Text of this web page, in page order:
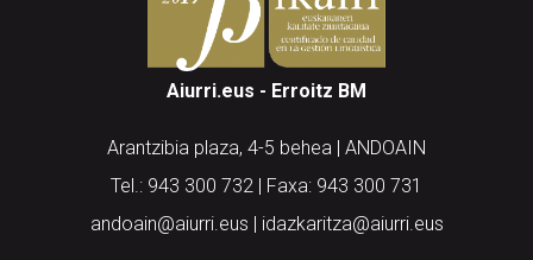
Aiurri.eus - Erroitz BM
Arantzibia plaza, 4-5 behea | ANDOAIN
Tel.: 943 300 732 | Faxa: 943 300 731
andoain@aiurri.eus | idazkaritza@aiurri.eus